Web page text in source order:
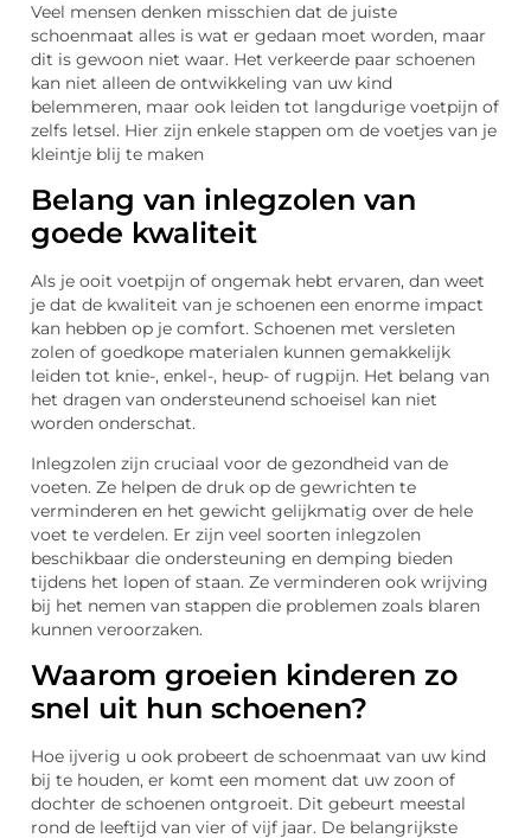
Veel mensen denken misschien dat de juiste
schoenmaat alles is wat er gedaan moet worden, maar
dit is gewoon niet waar. Het verkeerde paar schoenen
kan niet alleen de ontwikkeling van uw kind
belemmeren, maar ook leiden tot langdurige voetpijn of
zelfs letsel. Hier zijn enkele stappen om de voetjes van je
kleintje blij te maken
Belang van inlegzolen van
goede kwaliteit
Als je ooit voetpijn of ongemak hebt ervaren, dan weet
je dat de kwaliteit van je schoenen een enorme impact
kan hebben op je comfort. Schoenen met versleten
zolen of goedkope materialen kunnen gemakkelijk
leiden tot knie-, enkel-, heup- of rugpijn. Het belang van
het dragen van ondersteunend schoeisel kan niet
worden onderschat.
Inlegzolen zijn cruciaal voor de gezondheid van de
voeten. Ze helpen de druk op de gewrichten te
verminderen en het gewicht gelijkmatig over de hele
voet te verdelen. Er zijn veel soorten inlegzolen
beschikbaar die ondersteuning en demping bieden
tijdens het lopen of staan. Ze verminderen ook wrijving
bij het nemen van stappen die problemen zoals blaren
kunnen veroorzaken.
Waarom groeien kinderen zo
snel uit hun schoenen?
Hoe ijverig u ook probeert de schoenmaat van uw kind
bij te houden, er komt een moment dat uw zoon of
dochter de schoenen ontgroeit. Dit gebeurt meestal
rond de leeftijd van vier of vijf jaar. De belangrijkste